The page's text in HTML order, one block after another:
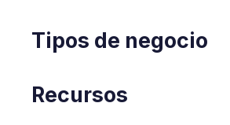
Tipos de negocio
Recursos